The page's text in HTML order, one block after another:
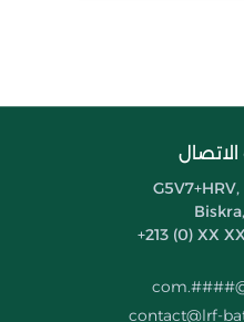
+213 (0) XX
contact@lrf-